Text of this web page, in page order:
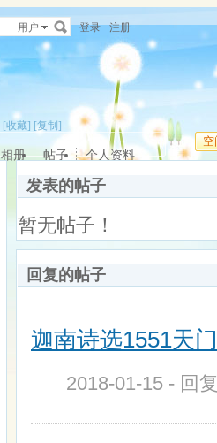
用户 登录 注册
[收藏] [复制]
空
相册 帖子 个人资料
发表的帖子
暂无帖子！
回复的帖子
迦南诗选1551天
2018-01-15 - 回